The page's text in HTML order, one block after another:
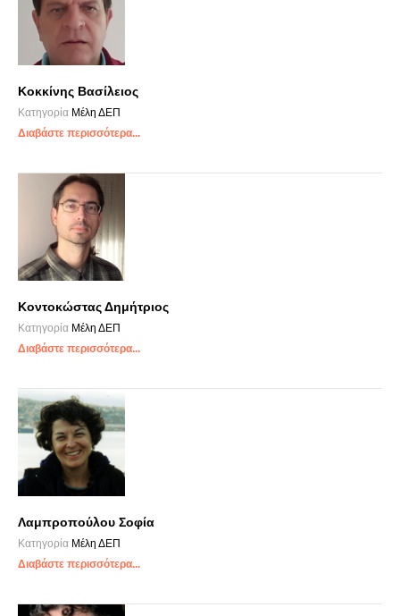
Κοκκίνης Βασίλειος
Κατηγορία Μέλη ΔΕΠ
Διαβάστε περισσότερα...
Κοντοκώστας Δημήτριος
Κατηγορία Μέλη ΔΕΠ
Διαβάστε περισσότερα...
Λαμπροπούλου Σοφία
Κατηγορία Μέλη ΔΕΠ
Διαβάστε περισσότερα...